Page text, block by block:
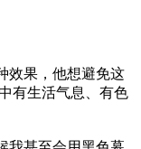
效果，他想避免这
有生活气息、有色